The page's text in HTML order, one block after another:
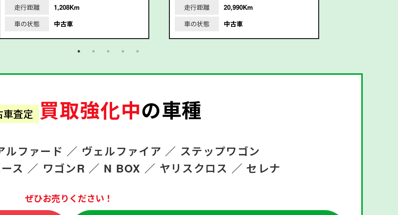
走行距離
1,208Km
車の状態
中古車
走行距離
20,990Km
車の状態
中古車
車査定 買取強化中の車種
ルファード ／ ヴェルファイア ／ ステップワゴン
ス ／ ワゴンR ／ N BOX ／ ヤリスクロス ／ セレナ
ぜひお売りください！